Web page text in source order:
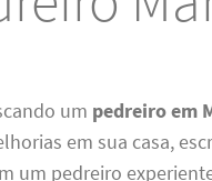
um pedreiro em
em sua casa,
um pedreiro